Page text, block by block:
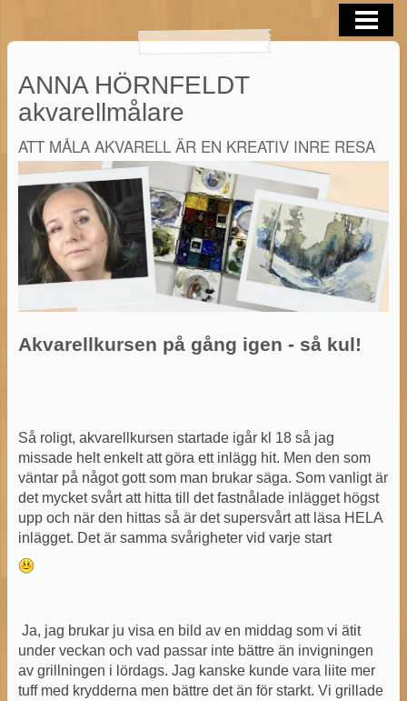
BLOGG
KONTAKTA
AKVARELL I SOMMAR 2026
ANNA HÖRNFELDT
akvarellmålare
ATT MÅLA AKVARELL ÄR EN KREATIV INRE RESA
Akvarellkursen på gång igen - så kul!
Så roligt, akvarellkursen startade igår kl 18 så jag
missade helt enkelt att göra ett inlägg hit. Men den som
väntar på något gott som man brukar säga. Som vanligt är
det mycket svårt att hitta till det fastnålade inlägget högst
upp och när den hittas så är det supersvårt att läsa HELA
inlägget. Det är samma svårigheter vid varje start
Ja, jag brukar ju visa en bild av en middag som vi ätit
under veckan och vad passar inte bättre än invigningen
av grillningen i lördags. Jag kanske kunde vara liite mer
tuff med krydderna men bättre det än för starkt. Vi grillade